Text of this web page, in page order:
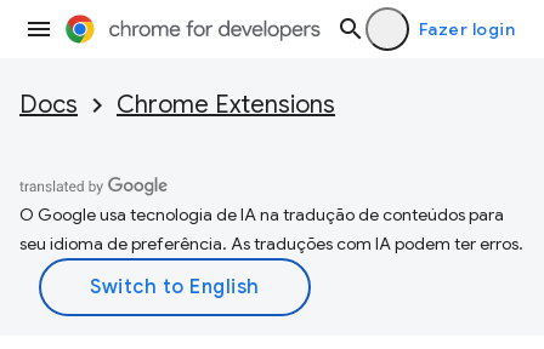
Fazer login
Docs Chrome Extensions
O Google usa tecnologia de IA na tradução de conteúdos para
seu idioma de preferência. As traduções com IA podem ter erros.